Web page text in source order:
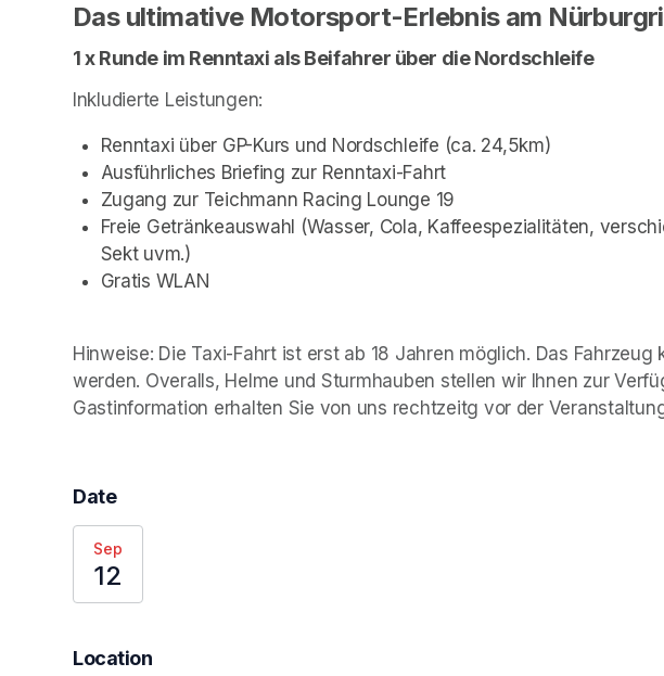
Das ultimative Motorsport-Erlebnis am
1 x Runde im Renntaxi als Beifahrer über die Nordschleife
Inkludierte Leistungen:
Renntaxi über GP-Kurs und Nordschleife (ca. 24,5km)
Ausführliches Briefing zur Renntaxi-Fahrt
Zugang zur Teichmann Racing Lounge 19
Freie Getränkeauswahl (Wasser, Cola, Kaffeespezialitäten,
Sekt uvm.)
Gratis WLAN
Hinweise: Die Taxi-Fahrt ist erst ab 18 Jahren möglich. Das
werden. Overalls, Helme und Sturmhauben stellen wir Ihnen zur
Gastinformation erhalten Sie von uns rechtzeitg vor der
Date
Sep
12
Location